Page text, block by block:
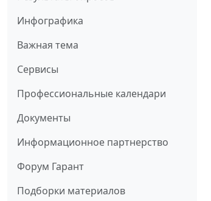
Инфографика
Важная тема
Сервисы
Профессиональные календари
Документы
Информационное партнерство
Форум Гарант
Подборки материалов